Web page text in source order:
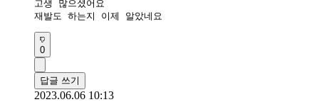
고생 많으셨어요
재발도 하는지 이제 알았네요
0
답글 쓰기
2023.06.06 10:13